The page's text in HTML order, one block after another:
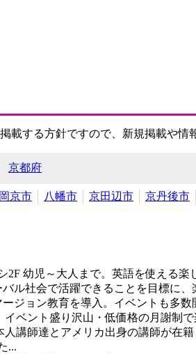
する方針ですので、新規掲載や情
京都府
京市 八幡市 京田辺市 京丹後市
2F 幼児～大人まで。英語を使える楽
ル社会で活躍できることを目標に
ジョン教育を導入。イベントも多数
イベント盛り沢山・低価格の月謝制
講師達とアメリカ出身の講師が在
...